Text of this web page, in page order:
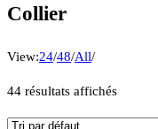
Collier
View:24/48/All/
44 résultats affichés